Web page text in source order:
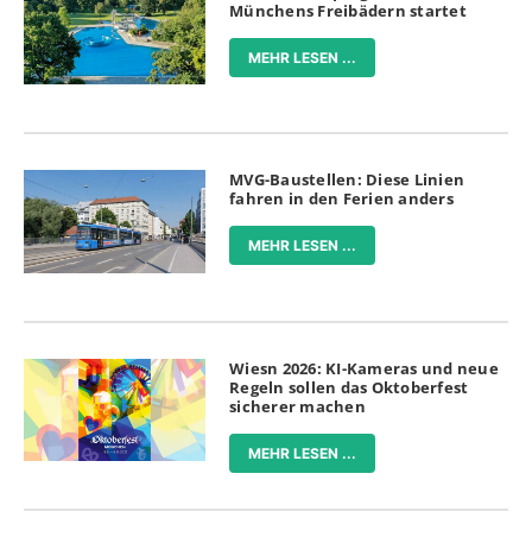
Münchens Freibädern startet
MEHR LESEN ...
MVG-Baustellen: Diese Linien
fahren in den Ferien anders
MEHR LESEN ...
Wiesn 2026: KI-Kameras und neue
Regeln sollen das Oktoberfest
sicherer machen
MEHR LESEN ...